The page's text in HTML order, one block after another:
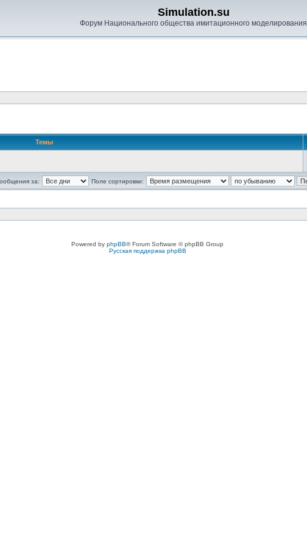
Simulation.su
Форум Национального общества имитационного моделирования
Темы
за:
Поле сортировки:
Powered by phpBB® Forum Software © phpBB Group
Русская поддержка phpBB